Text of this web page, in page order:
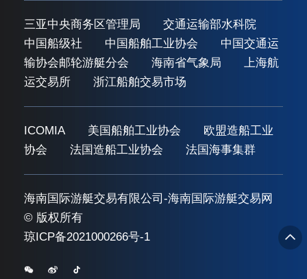
三亚中央商务区管理局
交通运输部水科院
中国船级社
中国船舶工业协会
中国交通运
输协会邮轮游艇分会
海南省气象局
上海航
运交易所
浙江船舶交易市场
ICOMIA 美国船舶工业协会
欧盟造船工业
协会
法国造船工业协会 法国海事集群
海南国际游艇交易有限公司-海南国际游艇交易网
© 版权所有
琼ICP备2021000266号-1